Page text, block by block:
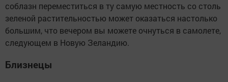
соблазн переместиться в ту самую местность со столь
зеленой растительностью может оказаться настолько
большим, что вечером вы можете очнуться в самолете,
следующем в Новую Зеландию.
Близнецы